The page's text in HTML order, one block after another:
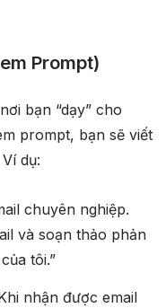
Prompt)
bạn “dạy” cho
prompt, bạn sẽ viết
dụ:
chuyên nghiệp.
và soạn thảo phản
tôi.”
nhận được email